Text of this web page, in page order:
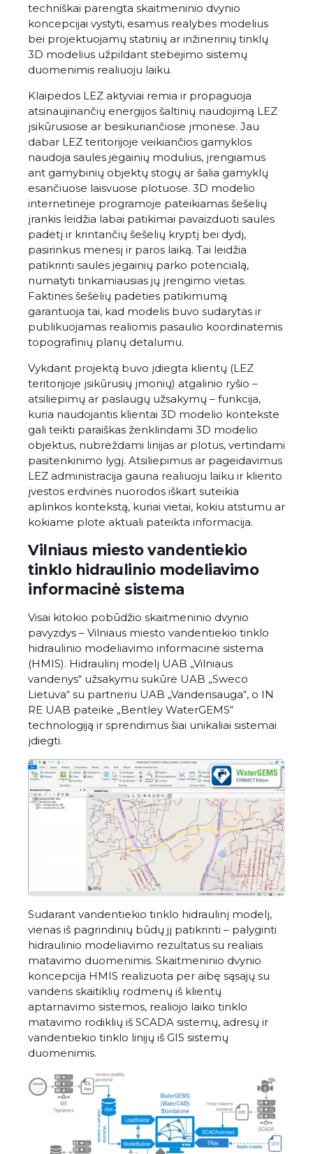
techniškai parengta skaitmeninio dvynio
koncepcijai vystyti, esamus realybės modelius
bei projektuojamų statinių ar inžinerinių tinklų
3D modelius užpildant stebėjimo sistemų
duomenimis realiuoju laiku.
Klaipėdos LEZ aktyviai remia ir propaguoja
atsinaujinančių energijos šaltinių naudojimą LEZ
įsikūrusiose ar besikuriančiose įmonėse. Jau
dabar LEZ teritorijoje veikiančios gamyklos
naudoja saulės jėgainių modulius, įrengiamus
ant gamybinių objektų stogų ar šalia gamyklų
esančiuose laisvuose plotuose. 3D modelio
internetinėje programoje pateikiamas šešėlių
įrankis leidžia labai patikimai pavaizduoti saulės
padėtį ir krintančių šešėlių kryptį bei dydį,
pasirinkus mėnesį ir paros laiką. Tai leidžia
patikrinti saulės jėgainių parko potencialą,
numatyti tinkamiausias jų įrengimo vietas.
Faktinės šešėlių padėties patikimumą
garantuoja tai, kad modelis buvo sudarytas ir
publikuojamas realiomis pasaulio koordinatėmis
topografinių planų detalumu.
Vykdant projektą buvo įdiegta klientų (LEZ
teritorijoje įsikūrusių įmonių) atgalinio ryšio –
atsiliepimų ar paslaugų užsakymų – funkcija,
kuria naudojantis klientai 3D modelio kontekste
gali teikti paraiškas ženklindami 3D modelio
objektus, nubrėždami linijas ar plotus, vertindami
pasitenkinimo lygį. Atsiliepimus ar pageidavimus
LEZ administracija gauna realiuoju laiku ir kliento
įvestos erdvinės nuorodos iškart suteikia
aplinkos kontekstą, kuriai vietai, kokiu atstumu ar
kokiame plote aktuali pateikta informacija.
Vilniaus miesto vandentiekio
tinklo hidraulinio modeliavimo
informacinė sistema
Visai kitokio pobūdžio skaitmeninio dvynio
pavyzdys – Vilniaus miesto vandentiekio tinklo
hidraulinio modeliavimo informacinė sistema
(HMIS). Hidraulinį modelį UAB „Vilniaus
vandenys“ užsakymu sukūrė UAB „Sweco
Lietuva“ su partneriu UAB „Vandensauga“, o IN
RE UAB pateikė „Bentley WaterGEMS“
technologiją ir sprendimus šiai unikaliai sistemai
įdiegti.
Sudarant vandentiekio tinklo hidraulinį modelį,
vienas iš pagrindinių būdų jį patikrinti – palyginti
hidraulinio modeliavimo rezultatus su realiais
matavimo duomenimis. Skaitmeninio dvynio
koncepcija HMIS realizuota per aibę sąsajų su
vandens skaitiklių rodmenų iš klientų
aptarnavimo sistemos, realiojo laiko tinklo
matavimo rodiklių iš SCADA sistemų, adresų ir
vandentiekio tinklo linijų iš GIS sistemų
duomenimis.